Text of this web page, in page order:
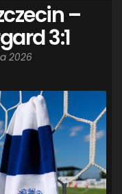
–
3:1
2026